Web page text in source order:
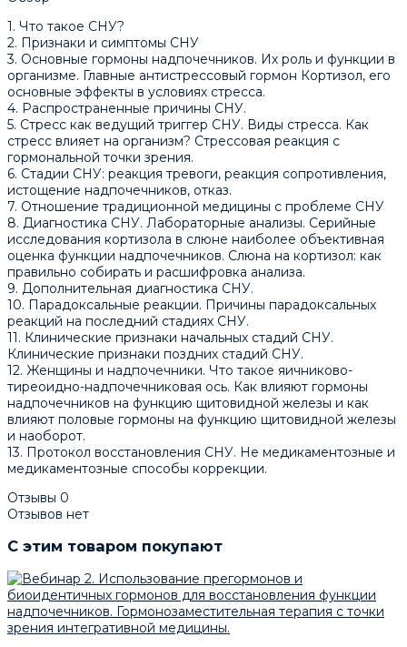
1. Что такое СНУ?
2. Признаки и симптомы СНУ
3. Основные гормоны надпочечников. Их роль и функции в
организме. Главные антистрессовый гормон Кортизол, его
основные эффекты в условиях стресса.
4. Распространенные причины СНУ.
5. Стресс как ведущий триггер СНУ. Виды стресса. Как
стресс влияет на организм? Стрессовая реакция с
гормональной точки зрения.
6. Стадии СНУ: реакция тревоги, реакция сопротивления,
истощение надпочечников, отказ.
7. Отношение традиционной медицины с проблеме СНУ
8. Диагностика СНУ. Лабораторные анализы. Серийные
исследования кортизола в слюне наиболее объективная
оценка функции надпочечников. Слюна на кортизол: как
правильно собирать и расшифровка анализа.
9. Дополнительная диагностика СНУ.
10. Парадоксальные реакции. Причины парадоксальных
реакций на последний стадиях СНУ.
11. Клинические признаки начальных стадий СНУ.
Клинические признаки поздних стадий СНУ.
12. Женщины и надпочечники. Что такое яичниково-
тиреоидно-надпочечниковая ось. Как влияют гормоны
надпочечников на функцию щитовидной железы и как
влияют половые гормоны на функцию щитовидной железы
и наоборот.
13. Протокол восстановления СНУ. Не медикаментозные и
медикаментозные способы коррекции.
Отзывы 0
Отзывов нет
C этим товаром покупают